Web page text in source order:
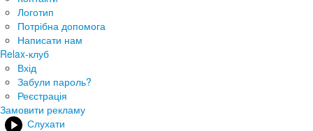
Логотип
Потрібна допомога
Написати нам
Relax-клуб
Вхід
Забули пароль?
Реєстрація
Замовити рекламу
Слухати